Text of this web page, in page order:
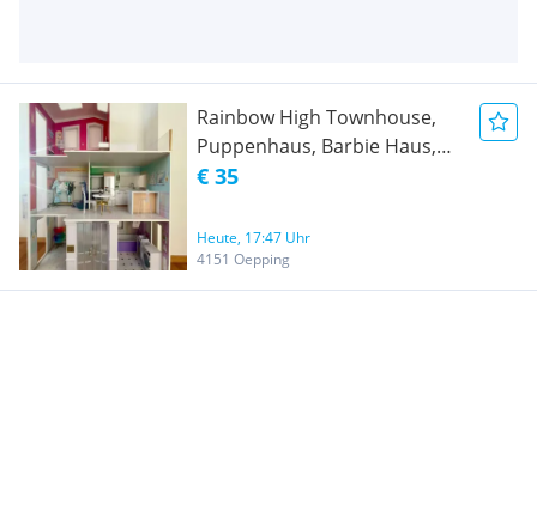
Rainbow High Townhouse,
Puppenhaus, Barbie Haus,
Monster High
€ 35
Heute, 17:47 Uhr
4151 Oepping